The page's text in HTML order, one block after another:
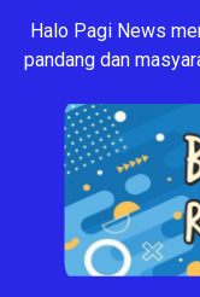
Halo Pagi News
pandang dan